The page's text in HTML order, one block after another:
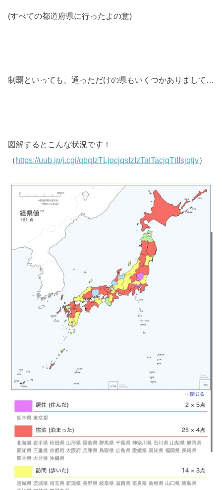
(すべての都道府県に行ったよの意)
制覇といっても、通っただけの県もいくつかありまして…
図解するとこんな状況です！
（ https://uub.jp/j.cgi/qbqIzTLjqcjqsIzIzTaITacjqTtIIsjqtjv）